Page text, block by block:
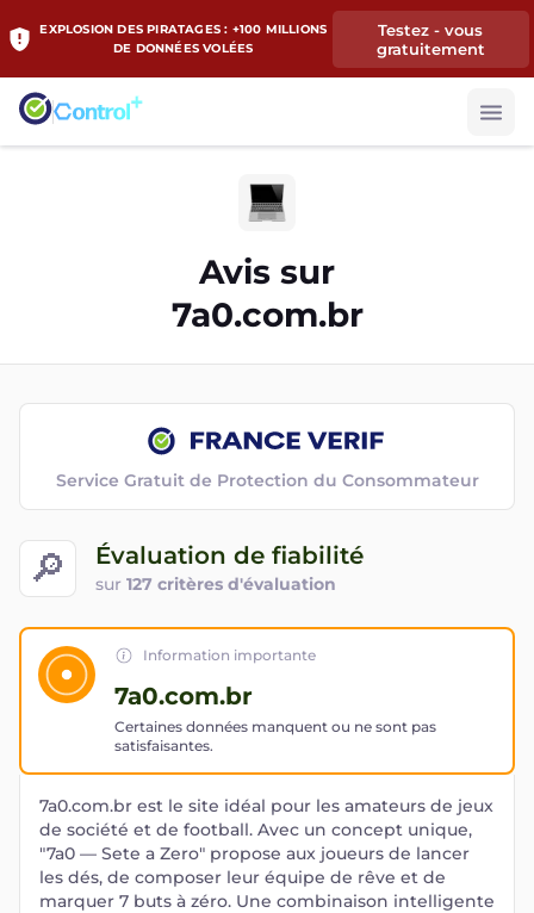
EXPLOSION DES PIRATAGES : +100 MILLIONS
DE DONNÉES VOLÉES
Testez - vous
gratuitement
Avis sur
7a0.com.br
🔎 Évaluation de fiabilité
sur 127 critères d'évaluation
Service Gratuit de Protection du Consommateur
Information importante
7a0.com.br
Certaines données manquent ou ne sont pas
satisfaisantes.
7a0.com.br est le site idéal pour les amateurs de jeux
de société et de football. Avec un concept unique,
"7a0 — Sete a Zero" propose aux joueurs de lancer
les dés, de composer leur équipe de rêve et de
marquer 7 buts à zéro. Une combinaison intelligente